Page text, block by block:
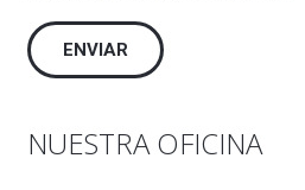
NUESTRA OFICINA